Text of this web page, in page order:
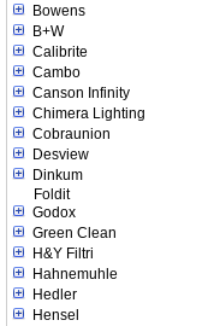
Bowens
B+W
Calibrite
Cambo
Canson Infinity
Chimera Lighting
Cobraunion
Desview
Dinkum
Foldit
Godox
Green Clean
H&Y Filtri
Hahnemuhle
Hedler
Hensel